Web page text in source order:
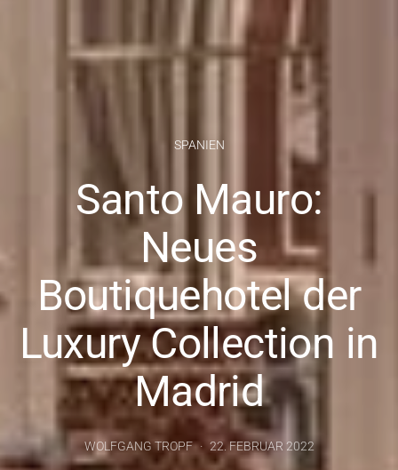
SPANIEN
Santo Mauro:
Neues
Boutiquehotel der
Luxury Collection in
Madrid
WOLFGANG TROPF 22. FEBRUAR 2022